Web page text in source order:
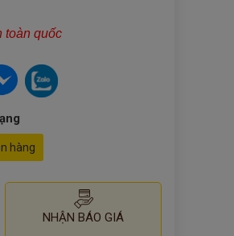
toàn quốc
hàng
NHẬN BÁO GIÁ